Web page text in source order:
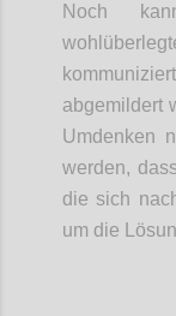
Noch
abgemildert
Umdenken
werden,
die sich
um die